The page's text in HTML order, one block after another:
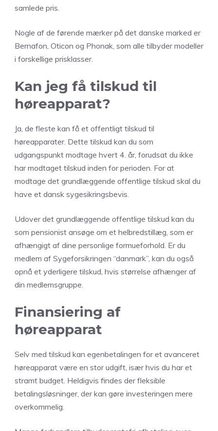
samlede pris.
Nogle af de førende mærker på det danske marked er
Bernafon, Oticon og Phonak, som alle tilbyder modeller
i forskellige prisklasser.
Kan jeg få tilskud til
høreapparat?
Ja, de fleste kan få et offentligt tilskud til
høreapparater. Dette tilskud kan du som
udgangspunkt modtage hvert 4. år, forudsat du ikke
har modtaget tilskud inden for perioden. For at
modtage det grundlæggende offentlige tilskud skal du
have et dansk sygesikringsbevis.
Udover det grundlæggende offentlige tilskud kan du
som pensionist ansøge om et helbredstillæg, som er
afhængigt af dine personlige formueforhold. Er du
medlem af Sygeforsikringen “danmark”, kan du også
opnå et yderligere tilskud, hvis størrelse afhænger af
din medlemsgruppe.
Finansiering af
høreapparat
Selv med tilskud kan egenbetalingen for et avanceret
høreapparat være en stor udgift, især hvis du har et
stramt budget. Heldigvis findes der fleksible
betalingsløsninger, der kan gøre investeringen mere
overkommelig.